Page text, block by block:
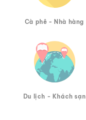
Cà phê - Nhà hàng
Du lịch - Khách sạn